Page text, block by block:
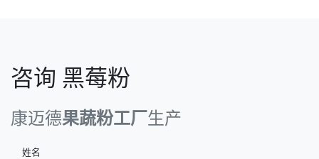
咨询 黑莓粉
康迈德果蔬粉工厂生产
姓名